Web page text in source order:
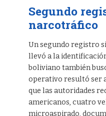
Segundo
narcotráfico
Un segundo registro
llevó a la identificación
boliviano también
operativo resultó ser
que las autoridades
americanos, cuatro
microaspirado,